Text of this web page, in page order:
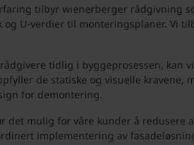
tilbyr wienerberger rådgivning
og U-verdier til monteringsplaner. Vi
tidlig i byggeprosessen, kan
de statiske og visuelle kravene,
for demontering.
det mulig for våre kunder å redusere
implementering av